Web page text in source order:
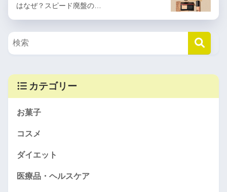
はなぜ？スピード廃盤の…
カテゴリー
お菓子
コスメ
ダイエット
医療品・ヘルスケア